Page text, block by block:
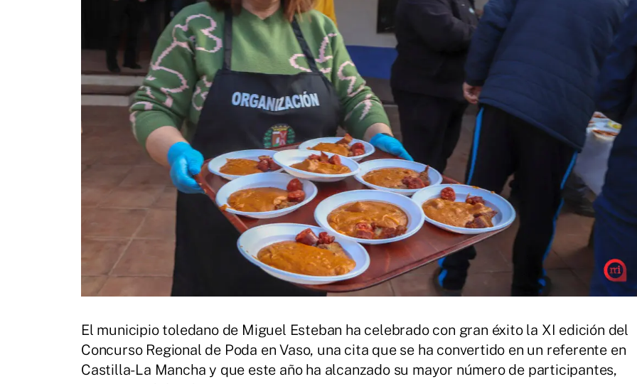
El municipio toledano de Miguel Esteban ha celebrado con gran éxito la XI edición del
Concurso Regional de Poda en Vaso, una cita que se ha convertido en un referente en
Castilla-La Mancha y que este año ha alcanzado su mayor número de participantes,